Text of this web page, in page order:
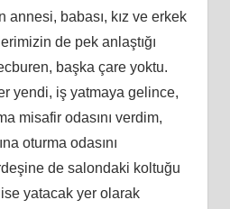
annesi, babası, kız ve erkek
depek anlaştığı
başka çare yoktu.
yendi, iş yatmaya gelince,
misafir odasını verdim,
oturma odasını
de salondaki koltuğu
yatacak yer olarak